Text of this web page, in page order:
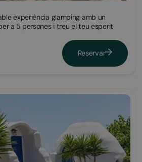
experiència glamping amb un
a 5 persones i treu el teu esperit
Reservar